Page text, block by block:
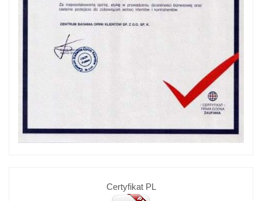
Certyfikat PL